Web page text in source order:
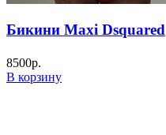
Бикини Мaxi Dsquared
8500р.
В корзину